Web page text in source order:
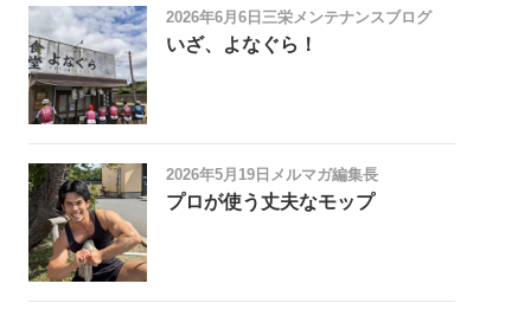
2026年6月6日 三栄メンテナンスブログ
いざ、よなぐら！
2026年5月19日 メルマガ編集長
プロが使う丈夫なモップ